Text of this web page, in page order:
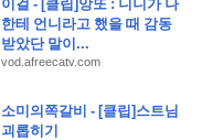
이걸 - [클립]앙또 : 니니가 나
한테 언니라고 했을 때 감동
받았단 말이...
vod.afreecatv.com
소미의쪽갈비 - [클립]스트님
괴롭히기